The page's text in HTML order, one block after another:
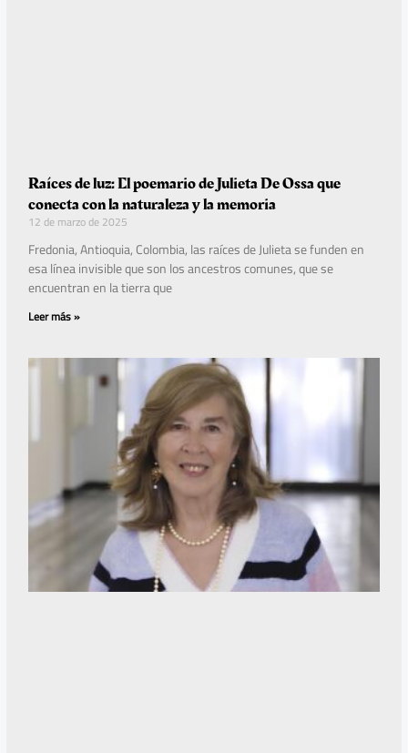
Raíces de luz: El poemario de Julieta De Ossa que
conecta con la naturaleza y la memoria
12 de marzo de 2025
Fredonia, Antioquia, Colombia, las raíces de Julieta se funden en
esa línea invisible que son los ancestros comunes, que se
encuentran en la tierra que
Leer más »